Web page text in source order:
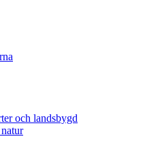
och landsbygd